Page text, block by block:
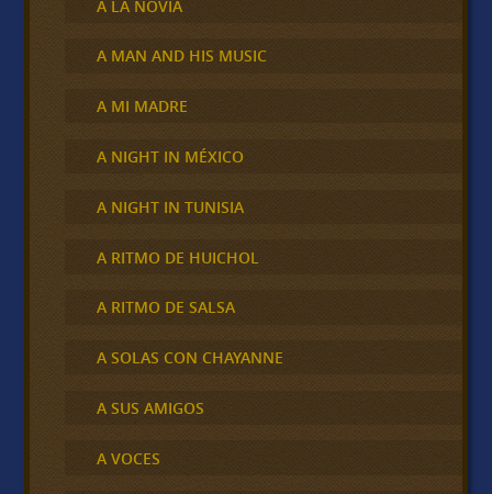
A LA NOVIA
A MAN AND HIS MUSIC
A MI MADRE
A NIGHT IN MÉXICO
A NIGHT IN TUNISIA
A RITMO DE HUICHOL
A RITMO DE SALSA
A SOLAS CON CHAYANNE
A SUS AMIGOS
A VOCES